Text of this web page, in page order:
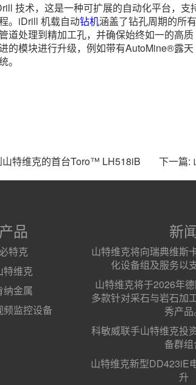
技术，这是一种可扩展的自动化平台，支
。iDrill 机载自动钻机涵盖了钻孔周期的所有
道处理到精加工孔，并确保始终如一的高质
的模块进行升级，例如带有AutoMine®露天
。
特维克的首台Toro™ LH518iB 下一篇:
产品
必特克
特维克
纳金属
频监控设备
新
山特维克将向瑞典维斯
化设备组及服务以
山特维克将于2026年
多款针对采石与岩石加
秀产品
科敏威联手山特维克投
备群组
山特维克新型DD423iE
升